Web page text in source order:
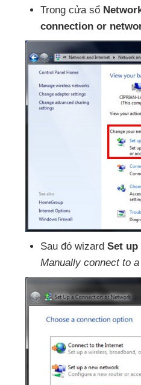
Trong cửa sổ
connection or
Sau đó wizard Set up
Manually connect to